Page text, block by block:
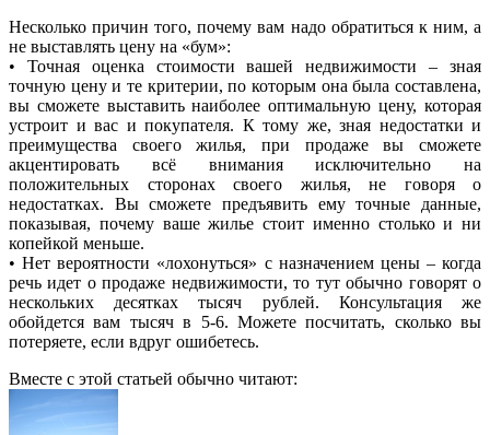
Несколько причин того, почему вам надо обратиться к ним, а
не выставлять цену на «бум»:
• Точная оценка стоимости вашей недвижимости – зная
точную цену и те критерии, по которым она была составлена,
вы сможете выставить наиболее оптимальную цену, которая
устроит и вас и покупателя. К тому же, зная недостатки и
преимущества своего жилья, при продаже вы сможете
акцентировать всё внимания исключительно на
положительных сторонах своего жилья, не говоря о
недостатках. Вы сможете предъявить ему точные данные,
показывая, почему ваше жилье стоит именно столько и ни
копейкой меньше.
• Нет вероятности «лохонуться» с назначением цены – когда
речь идет о продаже недвижимости, то тут обычно говорят о
нескольких десятках тысяч рублей. Консультация же
обойдется вам тысяч в 5-6. Можете посчитать, сколько вы
потеряете, если вдруг ошибетесь.
Вместе с этой статьей обычно читают: